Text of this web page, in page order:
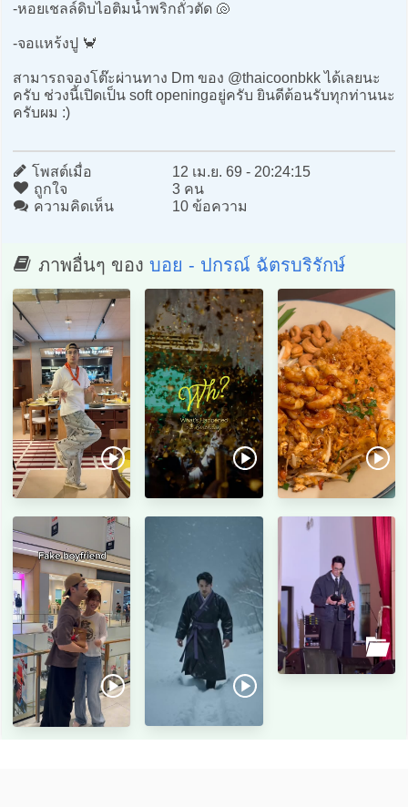
-หอยเชลล์ดิบไอติมน้ำพริกถั่วตัด 🐚
-จอแหร้งปู 🦀
สามารถจองโต๊ะผ่านทาง Dm ของ @thaicoonbkk ได้เลยนะ
ครับ ช่วงนี้เปิดเป็น soft openingอยู่ครับ ยินดีต้อนรับทุกท่านนะ
ครับผม :)
โพสต์เมื่อ
12 เม.ย. 69 - 20:24:15
ถูกใจ
3 คน
ความคิดเห็น
10 ข้อความ
ภาพอื่นๆ ของ บอย - ปกรณ์ ฉัตรบริรักษ์